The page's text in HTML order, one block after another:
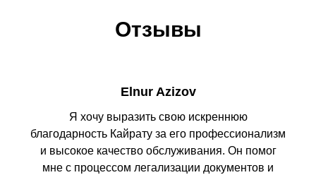
Отзывы
Elnur Azizov
Я хочу выразить свою искреннюю
благодарность Кайрату за его профессионализм
и высокое качество обслуживания. Он помог
мне с процессом легализации документов и